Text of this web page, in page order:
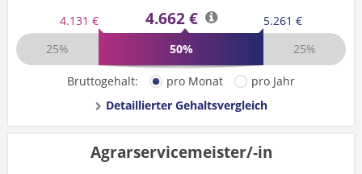
4.131 € 4.662 €
5.261 €
25%
50% 25%
Bruttogehalt: pro Monat
pro Jahr
Detaillierter Gehaltsvergleich
Agrarservicemeister/-in